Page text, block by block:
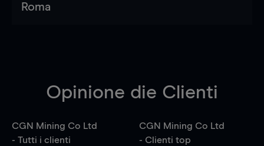
Roma
Opinione die Clienti
CGN Mining Co Ltd
- Tutti i clienti
CGN Mining Co Ltd
- Clienti top